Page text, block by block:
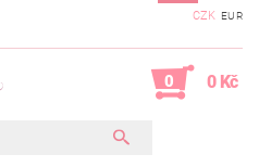
CZK EUR
0 0 Kč